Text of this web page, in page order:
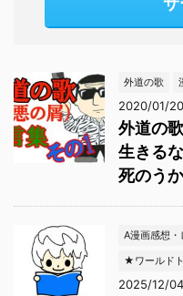
外道の歌
2020/01/20
外道の
生きる
死のうか
A漫画感想・
★ワールド
2025/12/04